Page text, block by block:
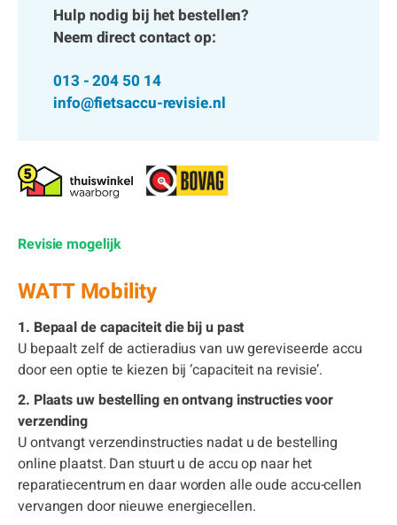
Hulp nodig bij het bestellen?
Neem direct contact op:
013 - 204 50 14
info@fietsaccu-revisie.nl
Revisie mogelijk
WATT Mobility
1. Bepaal de capaciteit die bij u past
U bepaalt zelf de actieradius van uw gereviseerde accu
door een optie te kiezen bij ‘capaciteit na revisie’.
2. Plaats uw bestelling en ontvang instructies voor
verzending
U ontvangt verzendinstructies nadat u de bestelling
online plaatst. Dan stuurt u de accu op naar het
reparatiecentrum en daar worden alle oude accu-cellen
vervangen door nieuwe energiecellen.